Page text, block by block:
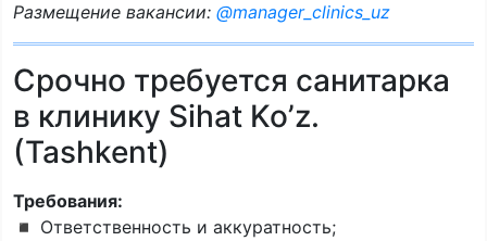
Размещение вакансии: @manager_clinics_uz
Срочно требуется санитарка
в клинику Sihat Ko’z.
(Tashkent)
Требования:
◾️ Ответственность и аккуратность;